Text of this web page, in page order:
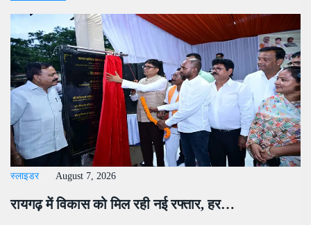
स्लाइडर August 7, 2026
रायगढ़ में विकास को मिल रही नई रफ्तार, हर…